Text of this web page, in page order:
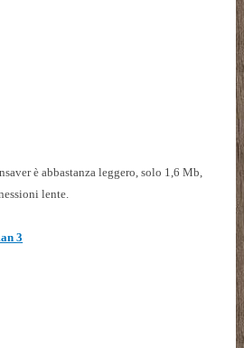
è abbastanza leggero, solo 1,6 Mb,
lente.
3